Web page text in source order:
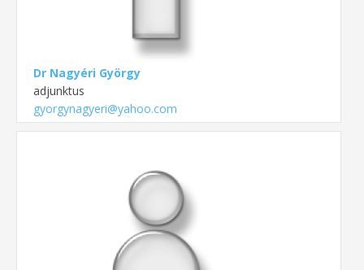
Dr Nagyéri György
adjunktus
gyorgynagyeri@yahoo.com